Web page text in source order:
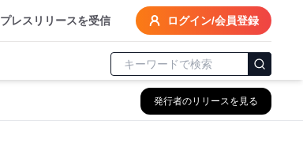
プレスリリースを受信 ログイン/会員登録
発行者のリリースを見る